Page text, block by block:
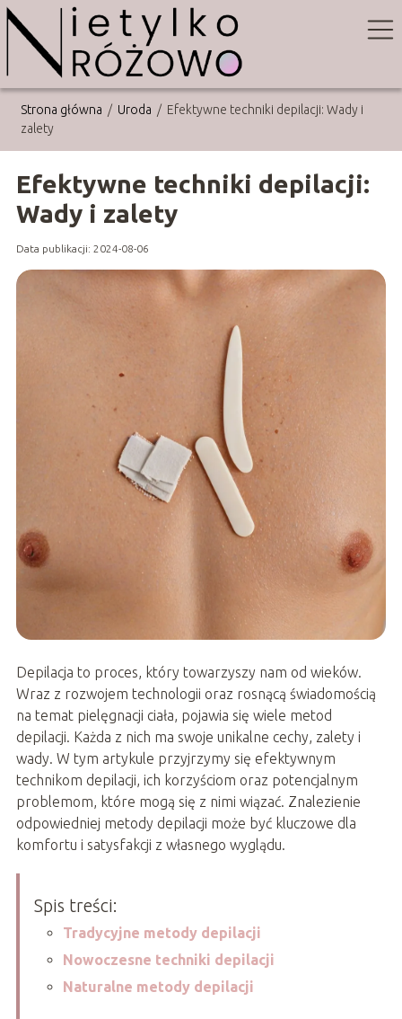
Strona główna / Uroda / Efektywne techniki depilacji: Wady i
zalety
Efektywne techniki depilacji:
Wady i zalety
Data publikacji: 2024-08-06
Depilacja to proces, który towarzyszy nam od wieków.
Wraz z rozwojem technologii oraz rosnącą świadomością
na temat pielęgnacji ciała, pojawia się wiele metod
depilacji. Każda z nich ma swoje unikalne cechy, zalety i
wady. W tym artykule przyjrzymy się efektywnym
technikom depilacji, ich korzyściom oraz potencjalnym
problemom, które mogą się z nimi wiązać. Znalezienie
odpowiedniej metody depilacji może być kluczowe dla
komfortu i satysfakcji z własnego wyglądu.
Spis treści:
Tradycyjne metody depilacji
Nowoczesne techniki depilacji
Naturalne metody depilacji